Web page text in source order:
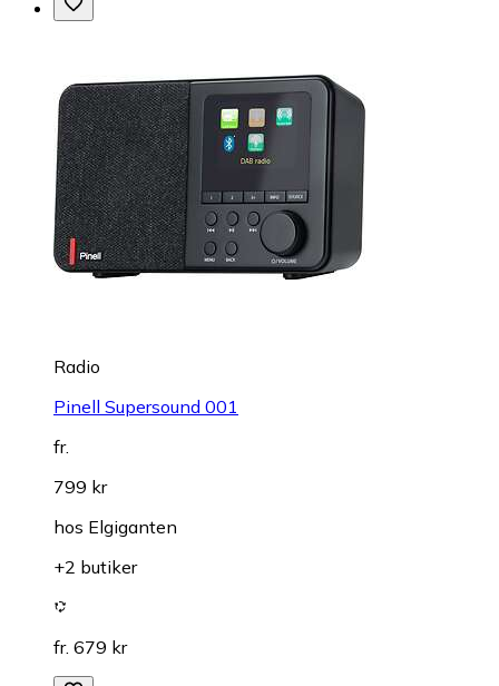
Radio
Pinell Supersound 001
fr.
799 kr
hos Elgiganten
+2 butiker
fr. 679 kr